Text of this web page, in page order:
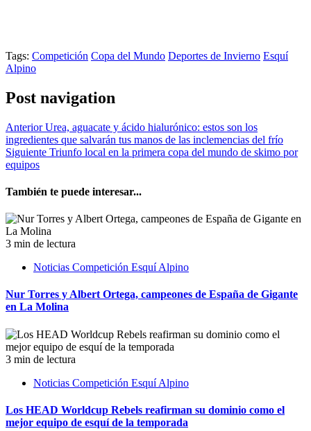
Tags: Competición Copa del Mundo Deportes de Invierno Esquí
Alpino
Post navigation
AnteriorUrea, aguacate y ácido hialurónico: estos son los
ingredientes que salvarán tus manos de las inclemencias del frío
Siguiente Triunfo local en la primera copa del mundo de skimo por
equipos
También te puede interesar...
3 min de lectura
Noticias Competición Esquí Alpino
Nur Torres y Albert Ortega, campeones de España de Gigante
en La Molina
3 min de lectura
Noticias Competición Esquí Alpino
Los HEAD Worldcup Rebels reafirman su dominio como el
mejor equipo de esquí de la temporada